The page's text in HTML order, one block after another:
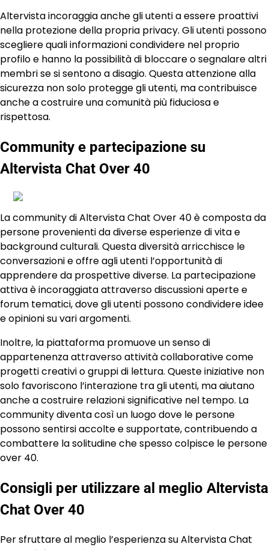
Altervista incoraggia anche gli utenti a essere proattivi
nella protezione della propria privacy. Gli utenti possono
scegliere quali informazioni condividere nel proprio
profilo e hanno la possibilità di bloccare o segnalare altri
membri se si sentono a disagio. Questa attenzione alla
sicurezza non solo protegge gli utenti, ma contribuisce
anche a costruire una comunità più fiduciosa e
rispettosa.
Community e partecipazione su
Altervista Chat Over 40
La community di Altervista Chat Over 40 è composta da
persone provenienti da diverse esperienze di vita e
background culturali. Questa diversità arricchisce le
conversazioni e offre agli utenti l’opportunità di
apprendere da prospettive diverse. La partecipazione
attiva è incoraggiata attraverso discussioni aperte e
forum tematici, dove gli utenti possono condividere idee
e opinioni su vari argomenti.
Inoltre, la piattaforma promuove un senso di
appartenenza attraverso attività collaborative come
progetti creativi o gruppi di lettura. Queste iniziative non
solo favoriscono l’interazione tra gli utenti, ma aiutano
anche a costruire relazioni significative nel tempo. La
community diventa così un luogo dove le persone
possono sentirsi accolte e supportate, contribuendo a
combattere la solitudine che spesso colpisce le persone
over 40.
Consigli per utilizzare al meglio Altervista
Chat Over 40
Per sfruttare al meglio l’esperienza su Altervista Chat